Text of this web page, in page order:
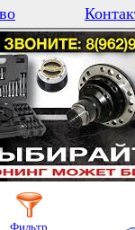
Фильтр